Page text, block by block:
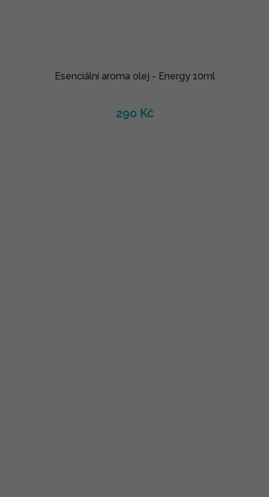
Esenciální aroma olej - Energy 10ml
290 Kč